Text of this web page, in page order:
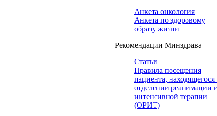
Анкета онкология
Анкета по здоровому
образу жизни
Рекомендации Минздрава
Статьи
Правила посещения
пациента, находящегося
отделении реанимации и
интенсивной терапии
(ОРИТ)